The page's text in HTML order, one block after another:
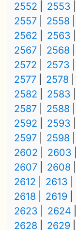
2552
2553
2557
2558
2562
2563
2567
2568
2572
2573
2577
2578
2582
2583
2587
2588
2592
2593
2597
2598
2602
2603
2607
2608
2612
2613
2618
2619
2623
2624
2628
2629